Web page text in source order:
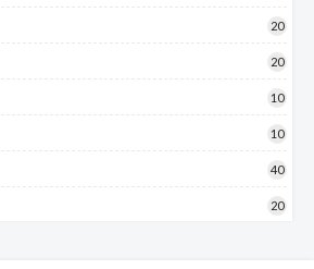
20
20
10
10
40
20